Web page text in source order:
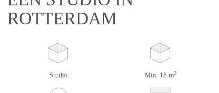
ROTTERDAM
Studio Min. 18 m2